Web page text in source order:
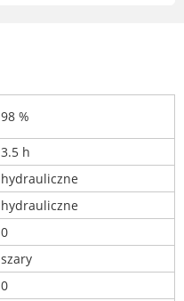
98 %
3.5 h
hydrauliczne
hydrauliczne
0
szary
0